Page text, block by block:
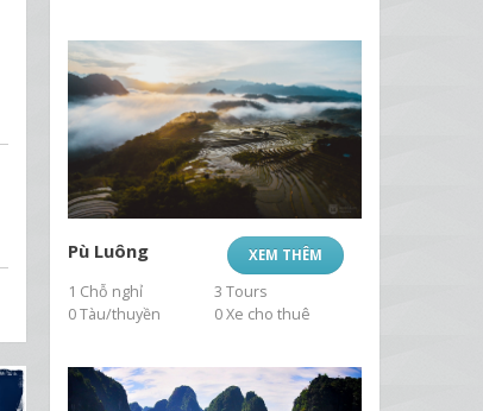
XEM THÊM
Pù Luông
1 Chỗ nghỉ
3 Tours
0 Tàu/thuyền
0 Xe cho thuê